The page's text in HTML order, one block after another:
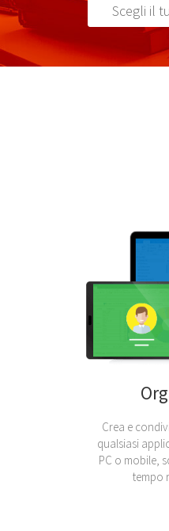
Scegli il
Crea e
qualsiasi
PC o mobile,
tempo